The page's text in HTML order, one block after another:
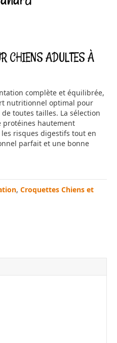
CHIENS ADULTES À
complète et équilibrée,
nutritionnel optimal pour
toutes tailles. La sélection
protéines hautement
risques digestifs tout en
parfait et une bonne
, Croquettes Chiens et